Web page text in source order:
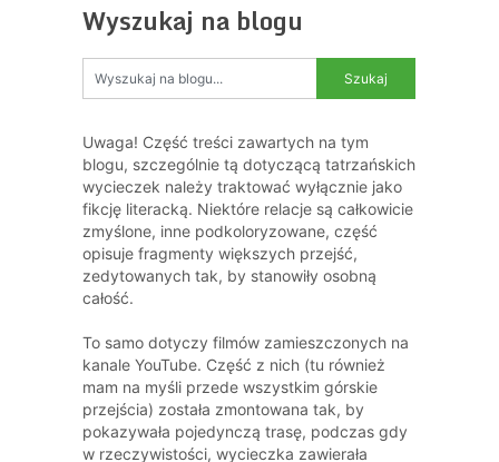
Wyszukaj na blogu
Uwaga! Część treści zawartych na tym
blogu, szczególnie tą dotyczącą tatrzańskich
wycieczek należy traktować wyłącznie jako
fikcję literacką. Niektóre relacje są całkowicie
zmyślone, inne podkoloryzowane, część
opisuje fragmenty większych przejść,
zedytowanych tak, by stanowiły osobną
całość.
To samo dotyczy filmów zamieszczonych na
kanale YouTube. Część z nich (tu również
mam na myśli przede wszystkim górskie
przejścia) została zmontowana tak, by
pokazywała pojedynczą trasę, podczas gdy
w rzeczywistości, wycieczka zawierała